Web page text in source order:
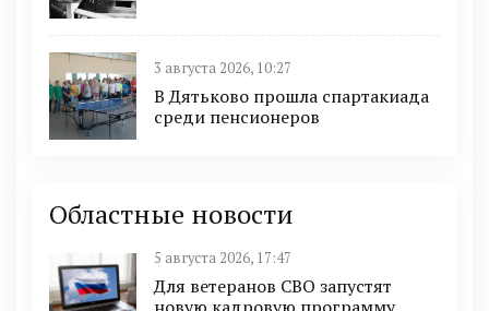
3 августа 2026, 10:27
В Дятьково прошла спартакиада
среди пенсионеров
Областные новости
5 августа 2026, 17:47
Для ветеранов СВО запустят